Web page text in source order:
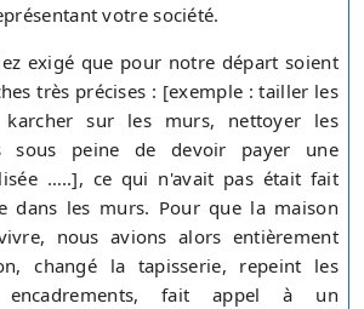
votre société.
exigé que pour notre départ soient
très précises : [exemple : tailler les
karcher sur les murs, nettoyer les
sous peine de devoir payer une
…..], ce qui n'avait pas était fait
dans les murs. Pour que la maison
nous avions alors entièrement
changé la tapisserie, repeint les
fait appel à un